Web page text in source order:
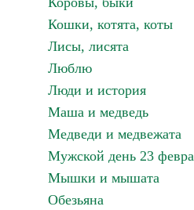
Кошки, котята, коты
Лисы, лисята
Люблю
Люди и история
Маша и медведь
Медведи и медвежата
Мужской день 23
Мышки и мышата
Обезьяна